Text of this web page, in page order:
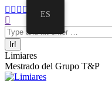
Limiares
Mestrado del Grupo T&P
ES